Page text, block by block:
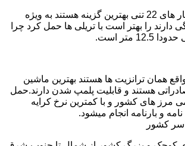
تریلی ها باری حمل بار های 22 تنی بهترین گزینه هستند به ویژه
دارند را بهتر است با تریلی ها حمل کرد چرا
متر است.
همان ترانزیت ها هستند بهترین ماشین
هستند و قابلیت پلمپ شدن دارند.حمل
مرز های کشور و با کمترین نرخ کرایه
و بارنامه انجام میشود.
کشور